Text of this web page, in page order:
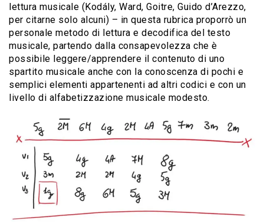
lettura musicale (Kodály, Ward, Goitre, Guido d’Arezzo,
per citarne solo alcuni) – in questa rubrica proporrò un
personale metodo di lettura e decodifica del testo
musicale, partendo dalla consapevolezza che è
possibile leggere/apprendere il contenuto di uno
spartito musicale anche con la conoscenza di pochi e
semplici elementi appartenenti ad altri codici e con un
livello di alfabetizzazione musicale modesto.